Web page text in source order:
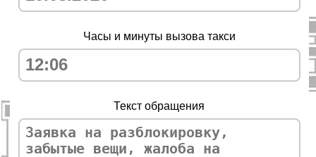
Часы и минуты вызова такси
Текст обращения